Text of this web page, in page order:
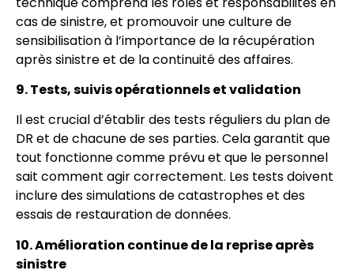
cas de sinistre, et promouvoir une culture de
sensibilisation à l’importance de la récupération
après sinistre et de la continuité des affaires.
9. Tests, suivis opérationnels et validation
Il est crucial d’établir des tests réguliers du plan de
DR et de chacune de ses parties. Cela garantit que
tout fonctionne comme prévu et que le personnel
sait comment agir correctement. Les tests doivent
inclure des simulations de catastrophes et des
essais de restauration de données.
10. Amélioration continue de la reprise après
sinistre